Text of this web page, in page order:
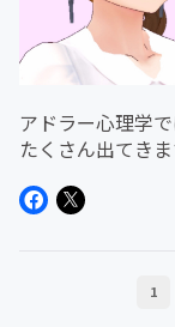
アドラー心理学
たくさん出てき
は様々なアドラ
1